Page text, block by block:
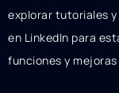
explorar tutoriales
en LinkedIn para
funciones y